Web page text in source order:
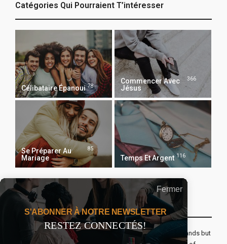
Catégories Qui Pourraient T’intéresser
Célibataire Épanoui 78
Commencer Avec
Jésus
366
Se Préparer Au
Mariage
85
Temps Et Argent 116
Recevoir Notre Newsletter Chaque Matin
The real voyage of discovery consists not in seeking new lands but
Fermer
S'ABONNER À NOTRE NEWSLETTER
RESTEZ CONNECTÉS!